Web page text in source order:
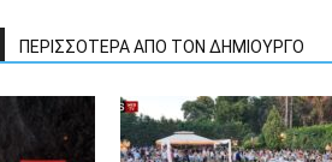
ΠΕΡΙΣΣΟΤΕΡΑ ΑΠΟ ΤΟΝ ΔΗΜΙΟΥΡΓΟ